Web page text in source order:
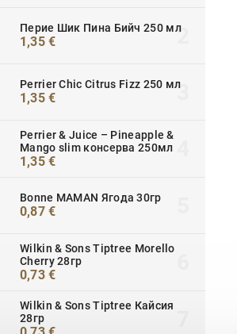
Перие Шик Пина Бийч 250 мл
1,35 €
Perrier Chic Citrus Fizz 250 мл
1,35 €
Perrier & Juice – Pineapple &
Mango slim консерва 250мл
1,35 €
Bonne MAMAN Ягода 30гр
0,87 €
Wilkin & Sons Tiptree Morello
Cherry 28гр
0,73 €
Wilkin & Sons Tiptree Кайсия
28гр